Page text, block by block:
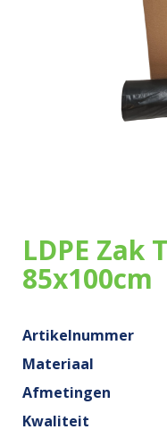
Onze zakken
Nieuws
Contact
LDPE Zak
85x100cm
Artikelnummer
Materiaal
Afmetingen
Kwaliteit